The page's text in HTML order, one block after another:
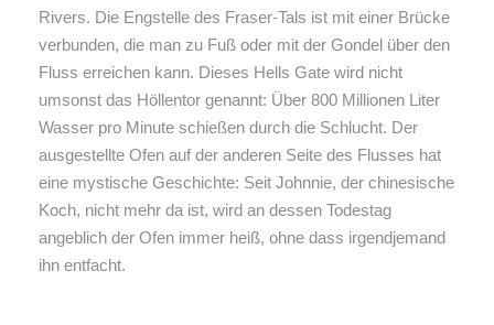
Rivers. Die Engstelle des Fraser-Tals ist mit einer Brücke
verbunden, die man zu Fuß oder mit der Gondel über den
Fluss erreichen kann. Dieses Hells Gate wird nicht
umsonst das Höllentor genannt: Über 800 Millionen Liter
Wasser pro Minute schießen durch die Schlucht. Der
ausgestellte Ofen auf der anderen Seite des Flusses hat
eine mystische Geschichte: Seit Johnnie, der chinesische
Koch, nicht mehr da ist, wird an dessen Todestag
angeblich der Ofen immer heiß, ohne dass irgendjemand
ihn entfacht.